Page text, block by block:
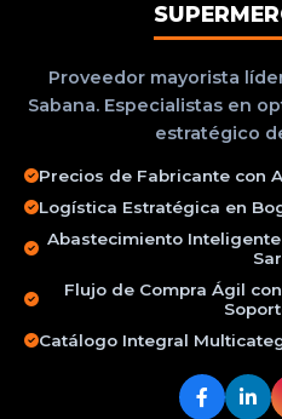
Proveedor mayorista
Sabana. Especialistas en
estratégico
Precios de Fabricante con
Logística Estratégica en
Abastecimiento
Flujo de Compra Ágil
Catálogo Integral